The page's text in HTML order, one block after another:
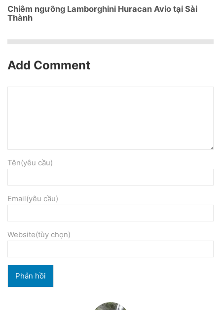
Chiêm ngưỡng Lamborghini Huracan Avio tại Sài
Thành
Add Comment
Tên(yêu cầu)
Email(yêu cầu)
Website(tùy chọn)